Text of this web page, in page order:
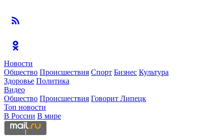
Новости
Общество Происшествия Спорт Бизнес Культура
Здоровье Политика
Видео
Общество Происшествия Говорит Липецк
Топ новости
В России В мире